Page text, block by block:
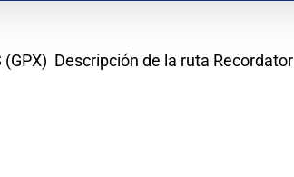
(GPX) Descripción de la ruta